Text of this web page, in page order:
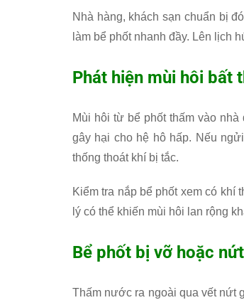
Nhà hàng, khách sạn chuẩn bị
làm bể phốt nhanh đầy. Lên lịch
Phát hiện mùi hôi bất
Mùi hôi từ bể phốt thấm vào
gây hại cho hệ hô hấp. Nếu
thống thoát khí bị tắc.
Kiểm tra nắp bể phốt xem có khí
lý có thể khiến mùi hôi lan rộng
Bể phốt bị vỡ hoặc nứt
Thấm nước ra ngoài qua vết nứt